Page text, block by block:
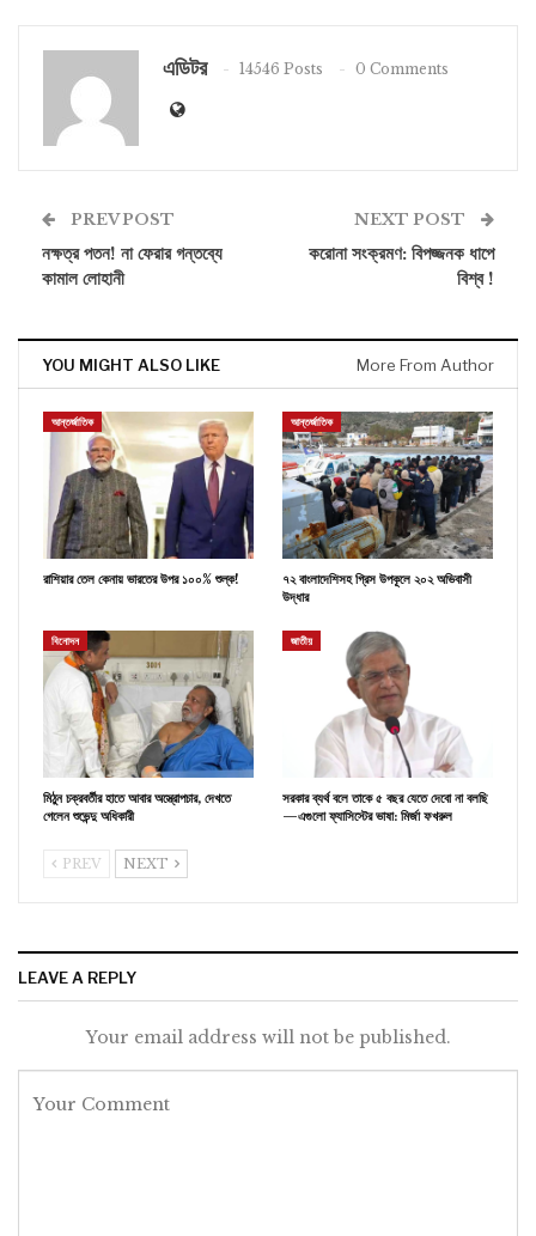
এডিটর 14546 Posts 0 Comments
PREV POST
নক্ষত্র পতন! না ফেরার গন্তব্যে
কামাল লোহানী
NEXT POST
করোনা সংক্রমণ: বিপজ্জনক ধাপে
বিশ্ব !
YOU MIGHT ALSO LIKE More From Author
আন্তর্জাতিক
রাশিয়ার তেল কেনায় ভারতের উপর ১০০% শুল্ক!
আন্তর্জাতিক
৭২ বাংলাদেশিসহ গ্রিস উপকূলে ২০২ অভিবাসী
উদ্ধার
বিনোদন
মিঠুন চক্রবর্তীর হাতে আবার অস্ত্রোপচার, দেখতে
গেলেন শুভেন্দু অধিকারী
জাতীয়
সরকার ব্যর্থ বলে তাকে ৫ বছর যেতে দেবো না বলছি
—এগুলো ফ্যাসিস্টের ভাষা: মির্জা ফখরুল
PREV NEXT
LEAVE A REPLY
Your email address will not be published.